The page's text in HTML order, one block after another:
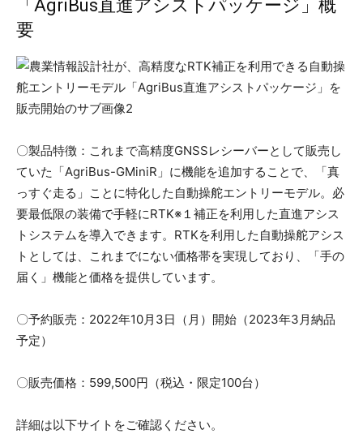
「AgriBus直進アシストパッケージ」概
要
〇製品特徴：これまで高精度GNSSレシーバーとして販売し
ていた「AgriBus-GMiniR」に機能を追加することで、「真
っすぐ走る」ことに特化した自動操舵エントリーモデル。必
要最低限の装備で手軽にRTK※１補正を利用した直進アシス
トシステムを導入できます。RTKを利用した自動操舵アシス
トとしては、これまでにない価格帯を実現しており、「手の
届く」機能と価格を提供しています。
〇予約販売：2022年10月3日（月）開始（2023年3月納品
予定）
〇販売価格：599,500円（税込・限定100台）
詳細は以下サイトをご確認ください。